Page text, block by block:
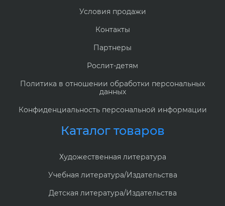
Условия продажи
Контакты
Партнеры
Рослит-детям
Политика в отношении обработки персональных
данных
Конфиденциальность персональной информации
Каталог товаров
Художественная литература
Учебная литература/Издательства
Детская литература/Издательства